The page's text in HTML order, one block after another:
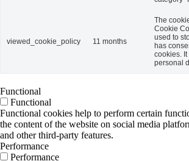
viewed_cookie_policy 11 months
The
Cookie
used to
has
cookies.
personal
Functional
Functional
Functional cookies help to perform certain
the content of the website on social media
and other third-party features.
Performance
Performance